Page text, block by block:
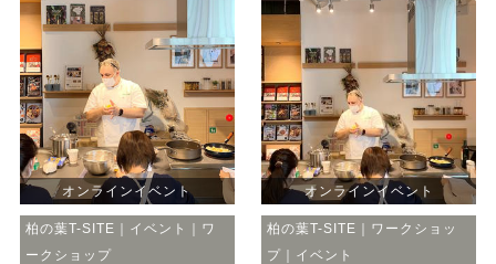
オンラインイベント
柏の葉T-SITE｜イベント｜ワ
ークショップ
オンラインイベント
柏の葉T-SITE｜ワークショッ
プ｜イベント